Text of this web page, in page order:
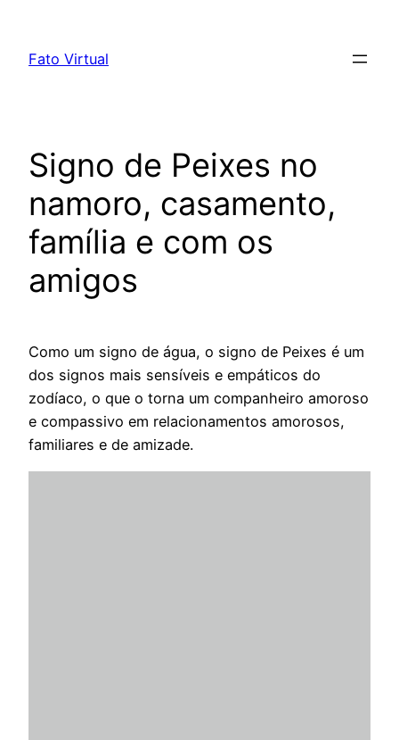
content
Fato Virtual
Signo de Peixes no
namoro, casamento,
família e com os
amigos
Como um signo de água, o signo de Peixes é um
dos signos mais sensíveis e empáticos do
zodíaco, o que o torna um companheiro amoroso
e compassivo em relacionamentos amorosos,
familiares e de amizade.